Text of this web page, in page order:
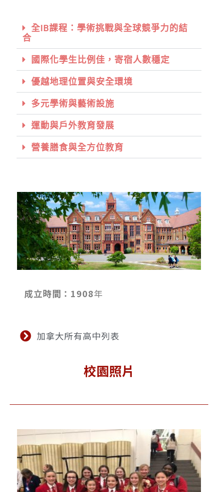
全IB課程：學術挑戰與全球競爭力的結
合
國際化學生比例佳，寄宿人數穩定
優越地理位置與安全環境
多元學術與藝術設施
運動與戶外教育發展
營養膳食與全方位教育
成立時間：1908年
加拿大所有高中列表
校園照片